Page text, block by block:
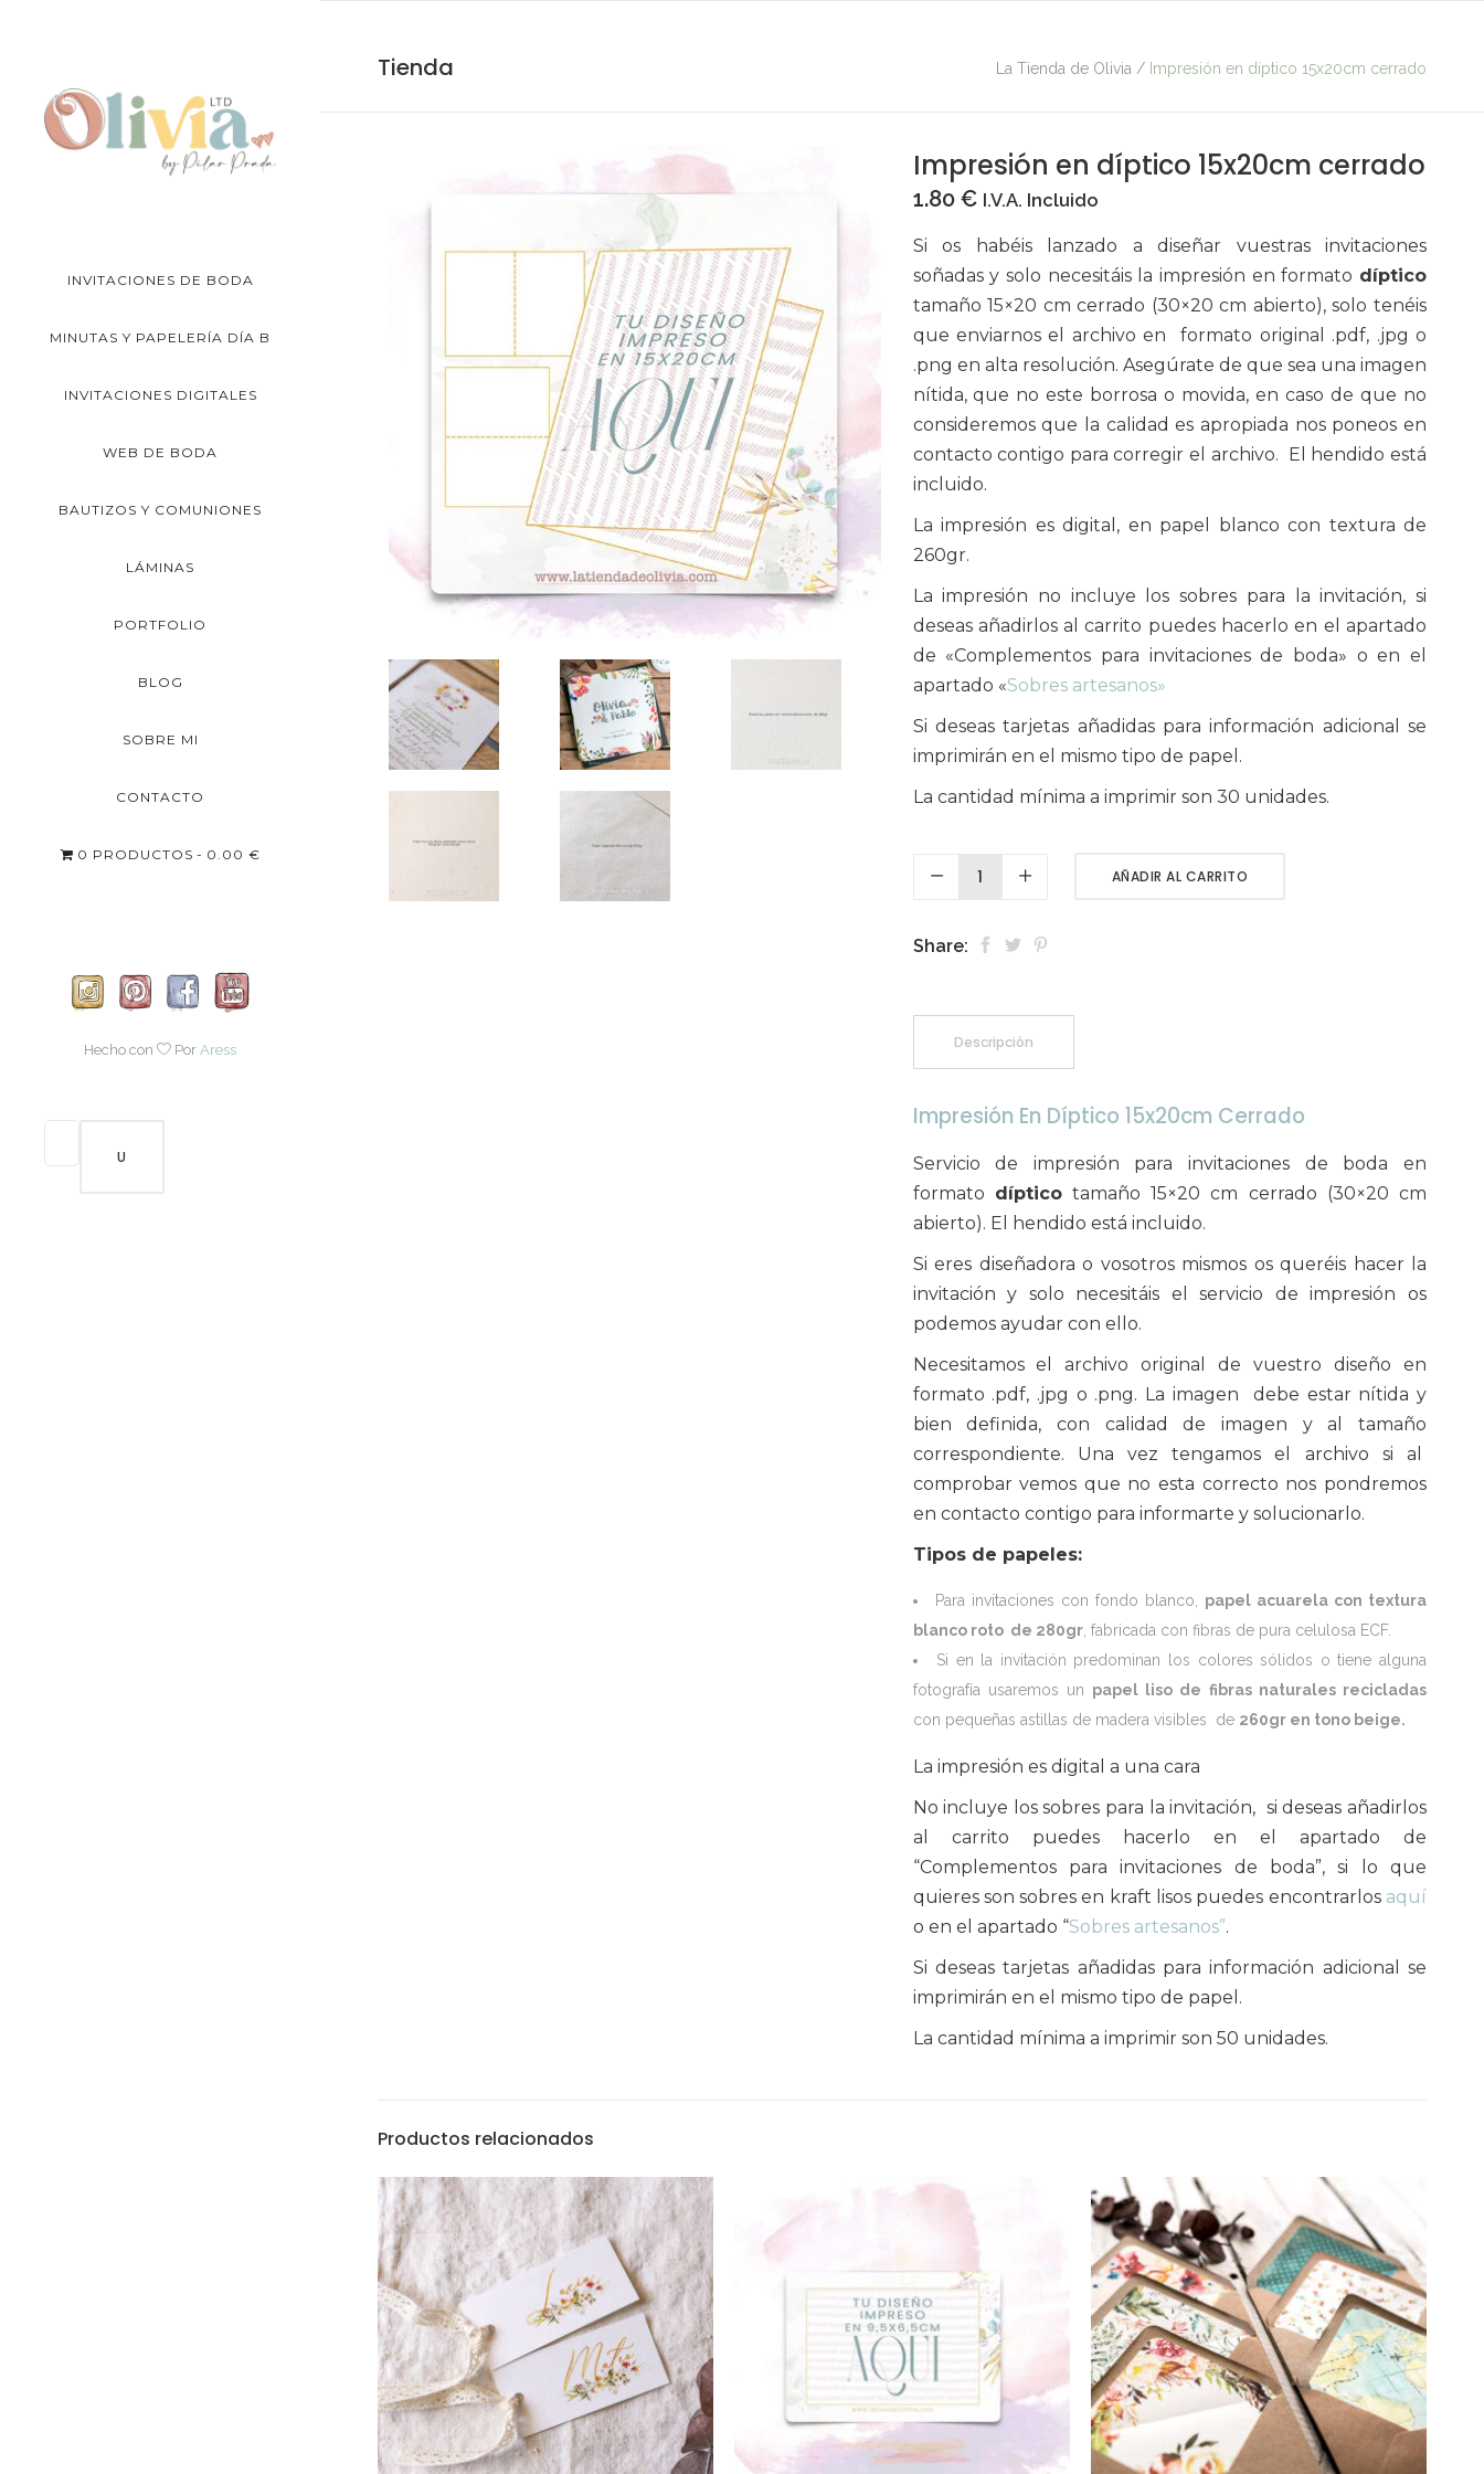
INVITACIONES DE BODA
MINUTAS Y PAPELERÍA DÍA B
INVITACIONES DIGITALES
WEB DE BODA
BAUTIZOS Y COMUNIONES
LÁMINAS
PORTFOLIO
BLOG
SOBRE MI
CONTACTO
0 PRODUCTOS 0.00 €
Hecho con Por Aress
Tienda La Tienda de Olivia / Impresión en díptico 15x20cm cerrado
Impresión en díptico 15x20cm cerrado
1.80 € I.V.A. Incluido
Si os habéis lanzado a diseñar vuestras invitaciones
soñadas y solo necesitáis la impresión en formato díptico
tamaño 15×20 cm cerrado (30×20 cm abierto), solo tenéis
que enviarnos el archivo en formato original .pdf, .jpg o
.png en alta resolución. Asegúrate de que sea una imagen
nítida, que no este borrosa o movida, en caso de que no
consideremos que la calidad es apropiada nos poneos en
contacto contigo para corregir el archivo. El hendido está
incluido.
La impresión es digital, en papel blanco con textura de
260gr.
La impresión no incluye los sobres para la invitación, si
deseas añadirlos al carrito puedes hacerlo en el apartado
de «Complementos para invitaciones de boda» o en el
apartado «Sobres artesanos»
Si deseas tarjetas añadidas para información adicional se
imprimirán en el mismo tipo de papel.
La cantidad mínima a imprimir son 30 unidades.
AÑADIR AL CARRITO
Share:
Descripción
Impresión En Díptico 15x20cm Cerrado
Servicio de impresión para invitaciones de boda en
formato dípticotamaño 15×20 cm cerrado (30×20 cm
abierto). El hendido está incluido.
Si eres diseñadora o vosotros mismos os queréis hacer la
invitación y solo necesitáis el servicio de impresión os
podemos ayudar con ello.
Necesitamos el archivo original de vuestro diseño en
formato .pdf, .jpg o .png. La imagen debe estar nítida y
bien definida, con calidad de imagen y al tamaño
correspondiente. Una vez tengamos el archivo si al
comprobar vemos que no esta correcto nos pondremos
en contacto contigo para informarte y solucionarlo.
Tipos de papeles:
Para invitaciones con fondo blanco, papel acuarela con textura
blanco roto de 280gr, fabricada con fibras de pura celulosa ECF.
Si en la invitación predominan los colores sólidos o tiene alguna
fotografía usaremos un papel liso de fibras naturales recicladas
con pequeñas astillas de madera visibles de 260gr en tono beige.
La impresión es digital a una cara
No incluye los sobres para la invitación, si deseas añadirlos
al carrito puedes hacerlo en el apartado de
“Complementos para invitaciones de boda”, si lo que
quieres son sobres en kraft lisos puedes encontrarlos aquí
o en el apartado “Sobres artesanos”.
Si deseas tarjetas añadidas para información adicional se
imprimirán en el mismo tipo de papel.
La cantidad mínima a imprimir son 50 unidades.
Productos relacionados
hola@latiendadeolivia.com
De lunes a viernes de 9:00 a
17:00h
Textos Legales
Aviso Legal
Política de Cookies
Política de privacidad